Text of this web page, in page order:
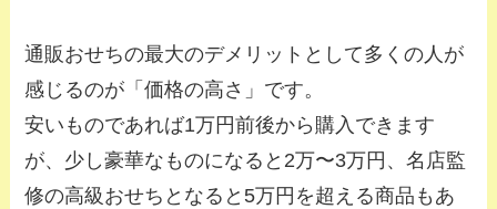
通販おせちの最大のデメリットとして多くの人が
感じるのが「価格の高さ」です。
安いものであれば1万円前後から購入できます
が、少し豪華なものになると2万〜3万円、名店監
修の高級おせちとなると5万円を超える商品もあ